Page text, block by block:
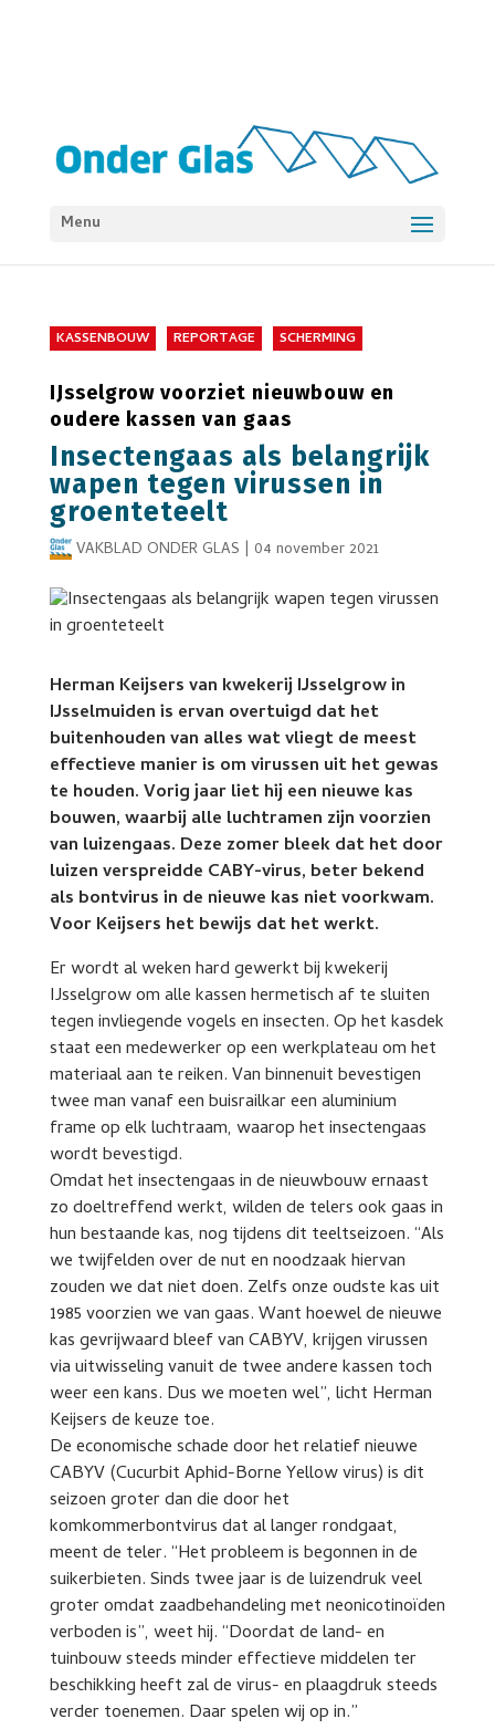
Menu
KASSENBOUW REPORTAGE SCHERMING
IJsselgrow voorziet nieuwbouw en
oudere kassen van gaas
Insectengaas als belangrijk
wapen tegen virussen in
groenteteelt
VAKBLAD ONDER GLAS | 04 november 2021
Herman Keijsers van kwekerij IJsselgrow in
IJsselmuiden is ervan overtuigd dat het
buitenhouden van alles wat vliegt de meest
effectieve manier is om virussen uit het gewas
te houden. Vorig jaar liet hij een nieuwe kas
bouwen, waarbij alle luchtramen zijn voorzien
van luizengaas. Deze zomer bleek dat het door
luizen verspreidde CABY-virus, beter bekend
als bontvirus in de nieuwe kas niet voorkwam.
Voor Keijsers het bewijs dat het werkt.
Er wordt al weken hard gewerkt bij kwekerij
IJsselgrow om alle kassen hermetisch af te sluiten
tegen invliegende vogels en insecten. Op het kasdek
staat een medewerker op een werkplateau om het
materiaal aan te reiken. Van binnenuit bevestigen
twee man vanaf een buisrailkar een aluminium
frame op elk luchtraam, waarop het insectengaas
wordt bevestigd.
Omdat het insectengaas in de nieuwbouw ernaast
zo doeltreffend werkt, wilden de telers ook gaas in
hun bestaande kas, nog tijdens dit teeltseizoen. “Als
we twijfelden over de nut en noodzaak hiervan
zouden we dat niet doen. Zelfs onze oudste kas uit
1985 voorzien we van gaas. Want hoewel de nieuwe
kas gevrijwaard bleef van CABYV, krijgen virussen
via uitwisseling vanuit de twee andere kassen toch
weer een kans. Dus we moeten wel”, licht Herman
Keijsers de keuze toe.
De economische schade door het relatief nieuwe
CABYV (Cucurbit Aphid-Borne Yellow virus) is dit
seizoen groter dan die door het
komkommerbontvirus dat al langer rondgaat,
meent de teler. “Het probleem is begonnen in de
suikerbieten. Sinds twee jaar is de luizendruk veel
groter omdat zaadbehandeling met neonicotinoïden
verboden is”, weet hij. “Doordat de land- en
tuinbouw steeds minder effectieve middelen ter
beschikking heeft zal de virus- en plaagdruk steeds
verder toenemen. Daar spelen wij op in.”